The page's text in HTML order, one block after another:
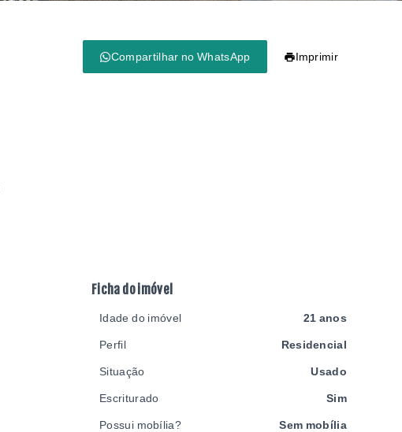
Compartilhar no WhatsApp Imprimir
Ficha do imóvel
Idade do imóvel 21 anos
Perfil Residencial
Situação Usado
Escriturado Sim
Possui mobília? Sem mobília